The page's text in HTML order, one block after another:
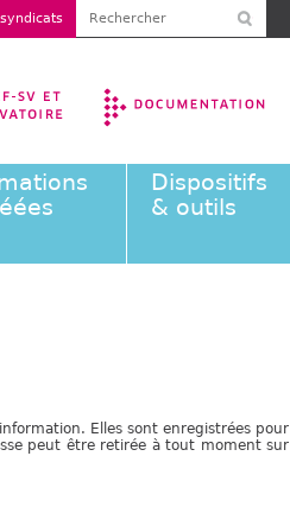
F
l
a
e
e
e
c
Dispositifs
& outils
Elles sont enregistrées pour
peut être retirée à tout moment sur